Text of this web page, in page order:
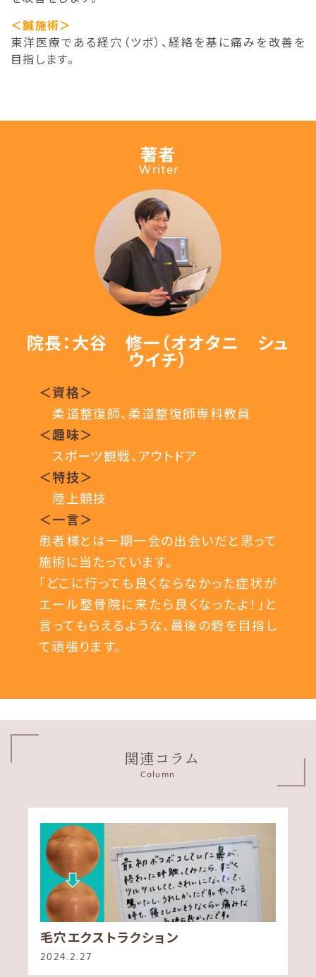
＜鍼施術＞
東洋医療である経穴（ツボ）、経絡を基に痛みを改善を
目指します。
著者
Writer
院長：大谷 修一（オオタニ シュ
ウイチ）
＜資格＞
柔道整復師、柔道整復師専科教員
＜趣味＞
スポーツ観戦、アウトドア
＜特技＞
陸上競技
＜一言＞
患者様とは一期一会の出会いだと思って
施術に当たっています。
「どこに行っても良くならなかった症状が
エール整骨院に来たら良くなったよ！」と
言ってもらえるような、最後の砦を目指し
て頑張ります。
関連コラム
Column
毛穴エクストラクション
2024.2.27